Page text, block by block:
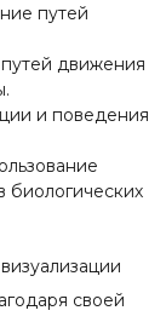
путей
движения
и поведения
биологических
своей